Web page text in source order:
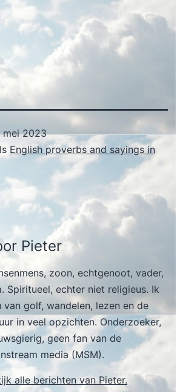
mei 2023
English proverbs and sayings in
Pieter
zoon, echtgenoot, vader,
Spiritueel, echter niet religieus. Ik
van golf, wandelen, lezen en de
in veel opzichten. Onderzoeker,
geen fan van de
media (MSM).
alle berichten van Pieter.